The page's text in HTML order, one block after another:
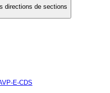
directions de sections
E-CDS